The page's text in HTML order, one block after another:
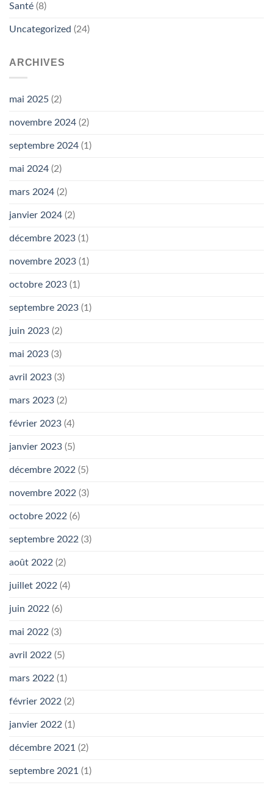
Santé (8)
Uncategorized (24)
ARCHIVES
mai 2025 (2)
novembre 2024 (2)
septembre 2024 (1)
mai 2024 (2)
mars 2024 (2)
janvier 2024 (2)
décembre 2023 (1)
novembre 2023 (1)
octobre 2023 (1)
septembre 2023 (1)
juin 2023 (2)
mai 2023 (3)
avril 2023 (3)
mars 2023 (2)
février 2023 (4)
janvier 2023 (5)
décembre 2022 (5)
novembre 2022 (3)
octobre 2022 (6)
septembre 2022 (3)
août 2022 (2)
juillet 2022 (4)
juin 2022 (6)
mai 2022 (3)
avril 2022 (5)
mars 2022 (1)
février 2022 (2)
janvier 2022 (1)
décembre 2021 (2)
septembre 2021 (1)